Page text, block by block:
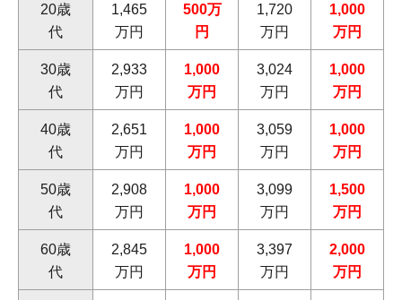
20歳
代
1,465
万円
500万
円
1,720
万円
1,000
万円
30歳
代
2,933
万円
1,000
万円
3,024
万円
1,000
万円
40歳
代
2,651
万円
1,000
万円
3,059
万円
1,000
万円
50歳
代
2,908
万円
1,000
万円
3,099
万円
1,500
万円
60歳
代
2,845
万円
1,000
万円
3,397
万円
2,000
万円